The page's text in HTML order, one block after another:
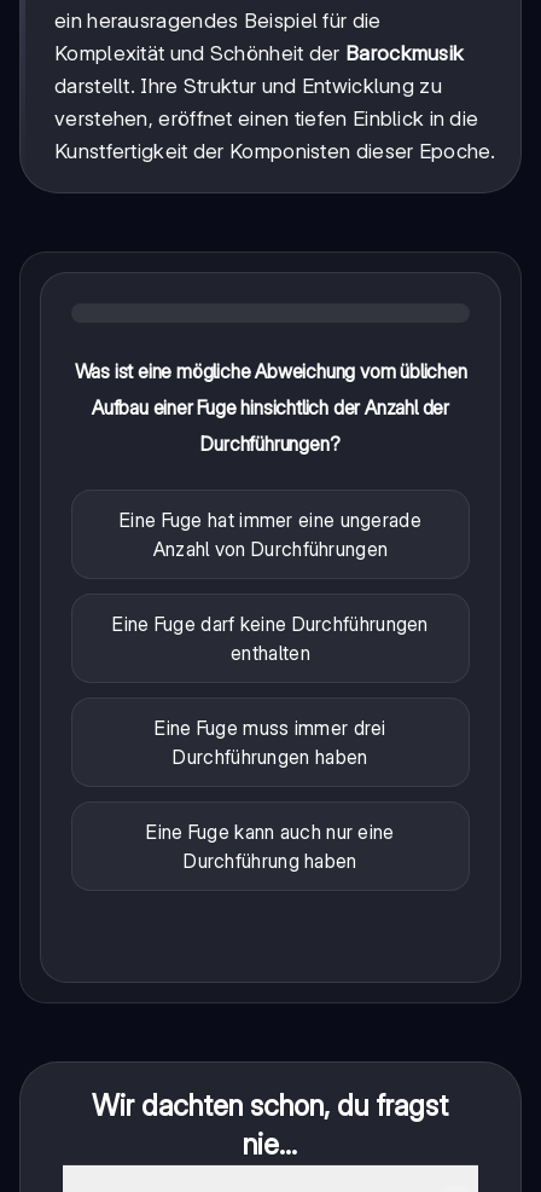
ein herausragendes Beispiel für die
Komplexität und Schönheit der Barockmusik
darstellt. Ihre Struktur und Entwicklung zu
verstehen, eröffnet einen tiefen Einblick in die
Kunstfertigkeit der Komponisten dieser Epoche.
Was ist eine mögliche Abweichung vom üblichen
Aufbau einer Fuge hinsichtlich der Anzahl der
Durchführungen?
Eine Fuge hat immer eine ungerade
Anzahl von Durchführungen
Eine Fuge darf keine Durchführungen
enthalten
Eine Fuge muss immer drei
Durchführungen haben
Eine Fuge kann auch nur eine
Durchführung haben
Wir dachten schon, du fragst
nie...